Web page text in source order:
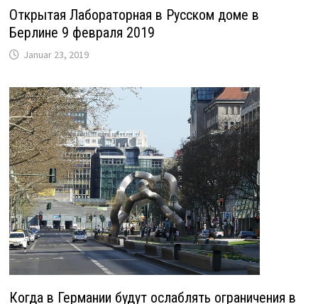
Открытая Лабораторная в Русском доме в
Берлине 9 февраля 2019
Januar 23, 2019
Когда в Германии будут ослаблять ограничения в